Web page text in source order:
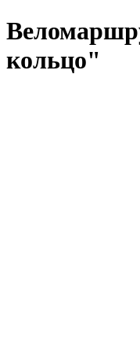
кольцо"